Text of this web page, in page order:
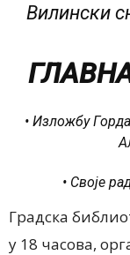
Вилински
• Изложбу
• Своје
Градска
у 18 часова,